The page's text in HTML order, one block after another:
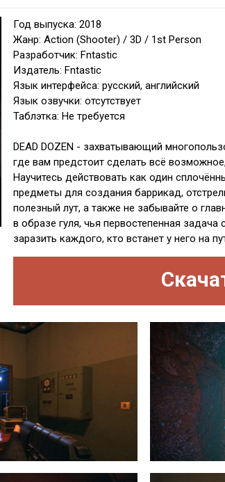
Год выпуска: 2018
Жанр: Action (Shooter) / 3D / 1st Person
Разработчик: Fntastic
Издатель: Fntastic
Язык интерфейса: русский, английский
Язык озвучки: отсутствует
Таблэтка: Не требуется
DEAD DOZEN - захватывающий
где вам предстоит сделать всё
Научитесь действовать как один
предметы для создания баррикад,
полезный лут, а также не забывайте о
в образе гуля, чья первостепенная
заразить каждого, кто встанет у него на